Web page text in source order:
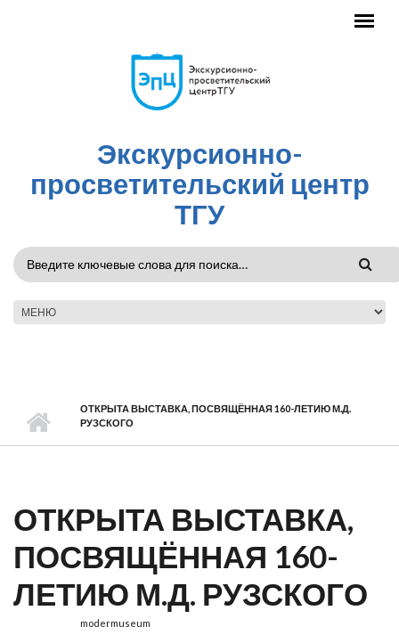
Экскурсионно-
просветительский центр
ТГУ
ФОРМА
ПОИСКА
ОТКРЫТА ВЫСТАВКА, ПОСВЯЩЁННАЯ 160-ЛЕТИЮ М.Д.
РУЗСКОГО
ОТКРЫТА ВЫСТАВКА,
ПОСВЯЩЁННАЯ 160-
ЛЕТИЮ М.Д. РУЗСКОГО
modermuseum